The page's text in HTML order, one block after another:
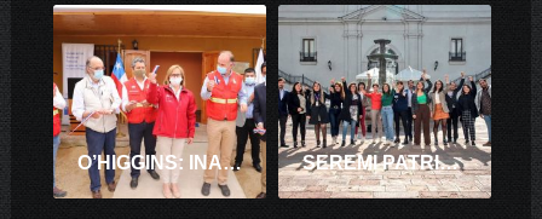
O’HIGGINS: INAUGURAN BRIGADA DE RESPUESTA RÁPIDA PARA EL COMBATE DE INCENDIOS FORESTALES SEREMI PATRICIA TORREALBA PARTICIPÓ DE PRIMERA JORNADA NACIONAL DE SECRETARÍAS REGIONALES MINISTERIALES DE GOBIERNO